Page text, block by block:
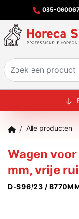
085-
/ Alle producten
Wagen
mm, vrije
D-S96/23 /